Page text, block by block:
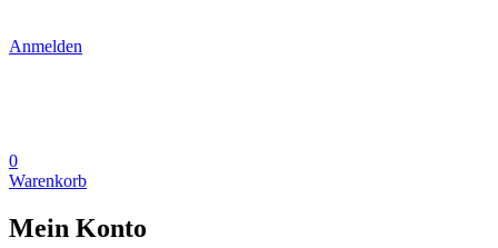
Anmelden
0
Warenkorb
Mein Konto